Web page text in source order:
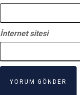
İnternet sitesi